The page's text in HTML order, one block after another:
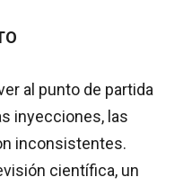
al punto de partida
inyecciones, las
inconsistentes.
científica, un